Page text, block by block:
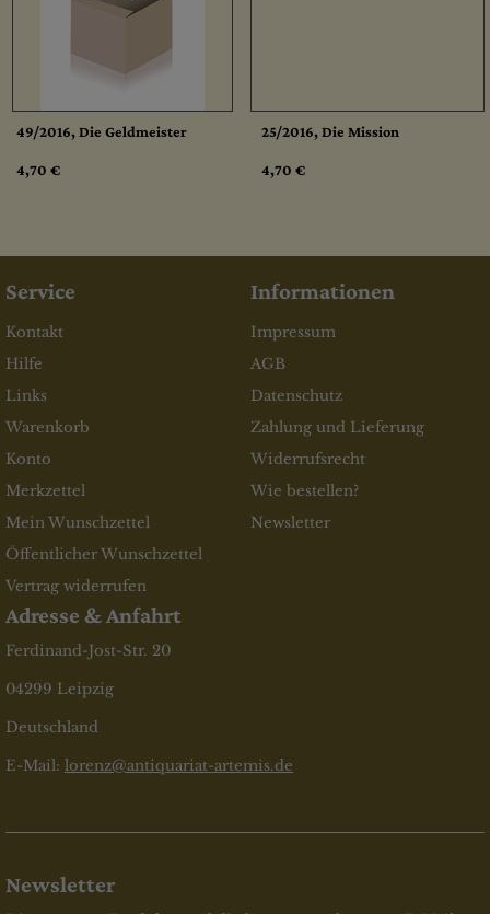
49/2016, Die Geldmeister
4,70 €
25/2016, Die Mission
4,70 €
Service
Kontakt
Hilfe
Links
Warenkorb
Konto
Merkzettel
Mein Wunschzettel
Öffentlicher Wunschzettel
Vertrag widerrufen
Informationen
Impressum
AGB
Datenschutz
Zahlung und Lieferung
Widerrufsrecht
Wie bestellen?
Newsletter
Adresse & Anfahrt
Ferdinand-Jost-Str. 20
04299 Leipzig
Deutschland
E-Mail: lorenz@antiquariat-artemis.de
Newsletter